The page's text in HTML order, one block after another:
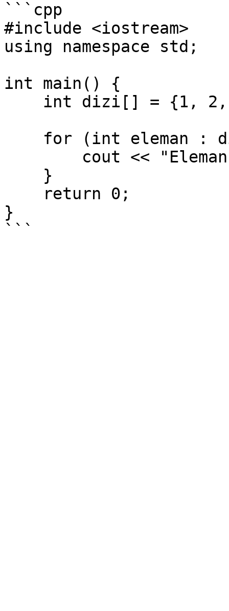
```cpp
#include <iostream>
using namespace std;
int main() {
}